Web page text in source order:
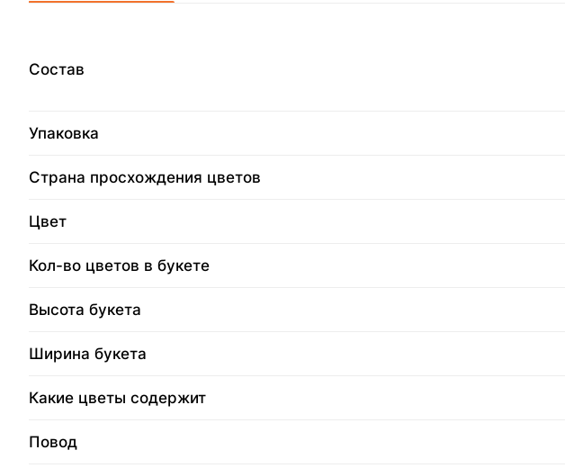
Состав
Упаковка
Страна просхождения цветов
Цвет
Кол-во цветов в букете
Высота букета
Ширина букета
Какие цветы содержит
Повод